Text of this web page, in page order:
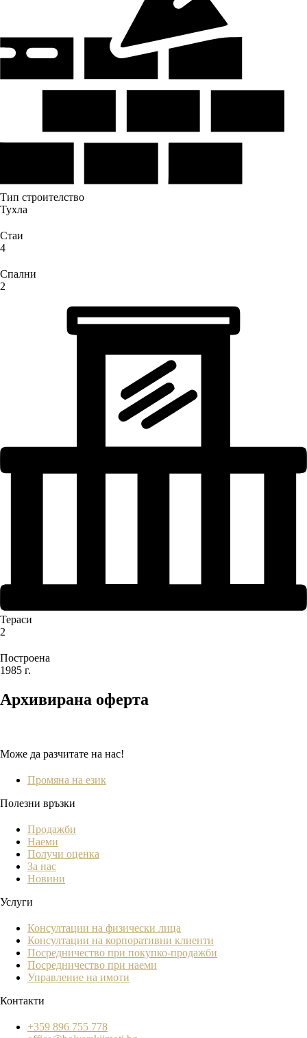
Тип строителство
Тухла
Стаи
4
Спални
2
Тераси
2
Построена
1985 г.
Архивирана оферта
Може да разчитате на нас!
Промяна на език
Полезни връзки
Продажби
Наеми
Получи оценка
За нас
Новини
Услуги
Консултации на физически лица
Консултации на корпоративни клиенти
Посредничество при покупко-продажби
Посредничество при наеми
Управление на имоти
Контакти
+359 896 755 778